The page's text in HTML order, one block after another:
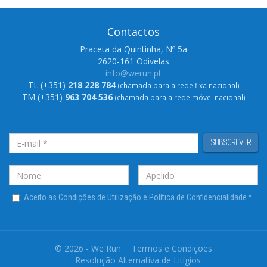
Contactos
Praceta da Quintinha, Nº 5a
2620-161 Odivelas
info@werun.pt
TL (+351) 218 228 784(chamada para a rede fixa nacional)
TM (+351) 963 704 536(chamada para a rede móvel nacional)
SUBSCREVER
Aceito as Condições de Utilização e Política de Confidencialidade*
© 2026 - We Run
Termos e Condições
Resolução Alternativa de Litígios